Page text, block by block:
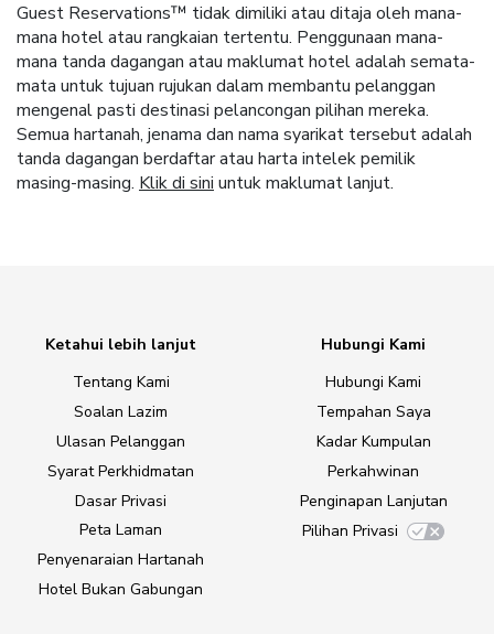
Guest Reservations™ tidak dimiliki atau ditaja oleh mana-
mana hotel atau rangkaian tertentu. Penggunaan mana-
mana tanda dagangan atau maklumat hotel adalah semata-
mata untuk tujuan rujukan dalam membantu pelanggan
mengenal pasti destinasi pelancongan pilihan mereka.
Semua hartanah, jenama dan nama syarikat tersebut adalah
tanda dagangan berdaftar atau harta intelek pemilik
masing-masing. Klik di sini untuk maklumat lanjut.
Ketahui lebih lanjut
Tentang Kami
Soalan Lazim
Ulasan Pelanggan
Syarat Perkhidmatan
Dasar Privasi
Peta Laman
Penyenaraian Hartanah
Hotel Bukan Gabungan
Hubungi Kami
Hubungi Kami
Tempahan Saya
Kadar Kumpulan
Perkahwinan
Penginapan Lanjutan
Pilihan Privasi